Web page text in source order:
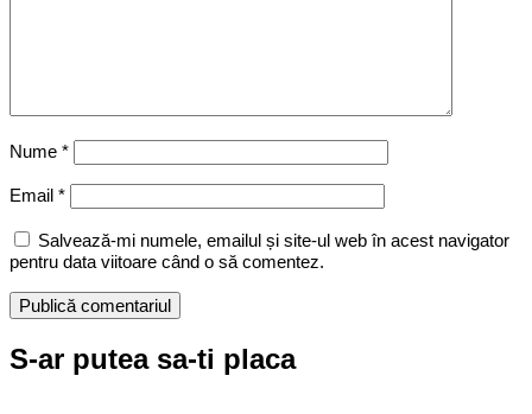
Nume *
Email *
Salvează-mi numele, emailul și site-ul web în acest navigator
pentru data viitoare când o să comentez.
S-ar putea sa-ti placa